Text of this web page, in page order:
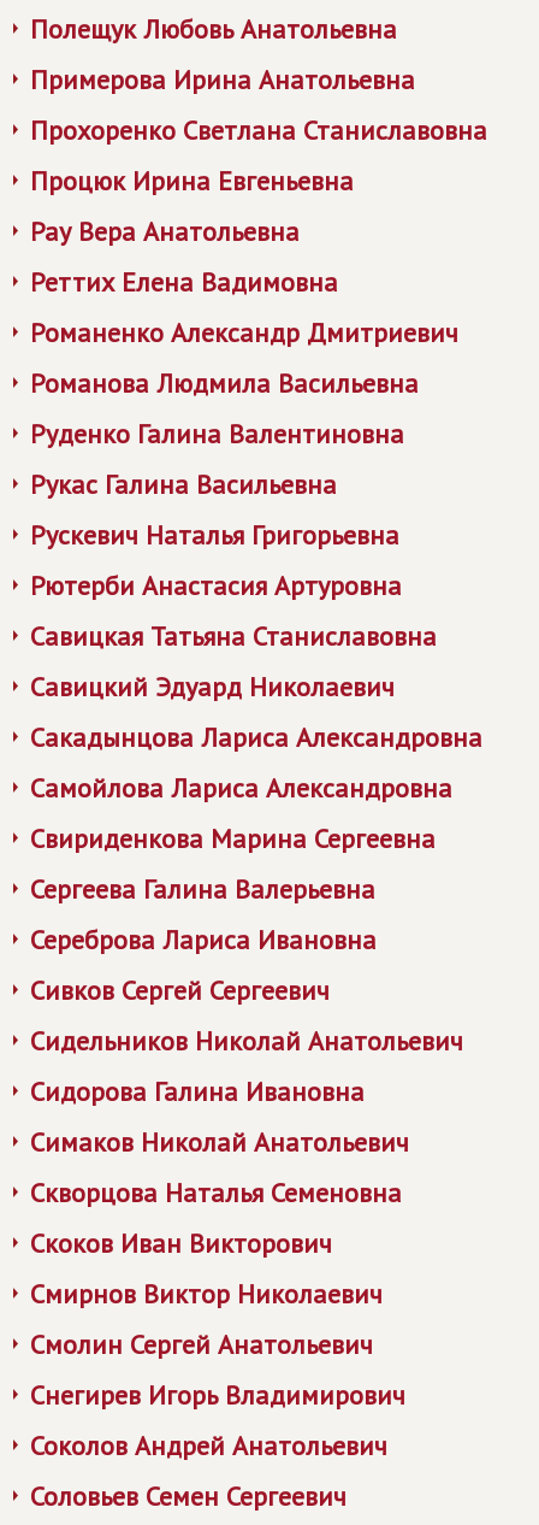
Полещук Любовь Анатольевна
Примерова Ирина Анатольевна
Прохоренко Светлана Станиславовна
Процюк Ирина Евгеньевна
Рау Вера Анатольевна
Реттих Елена Вадимовна
Романенко Александр Дмитриевич
Романова Людмила Васильевна
Руденко Галина Валентиновна
Рукас Галина Васильевна
Рускевич Наталья Григорьевна
Рютерби Анастасия Артуровна
Савицкая Татьяна Станиславовна
Савицкий Эдуард Николаевич
Сакадынцова Лариса Александровна
Самойлова Лариса Александровна
Свириденкова Марина Сергеевна
Сергеева Галина Валерьевна
Сереброва Лариса Ивановна
Сивков Сергей Сергеевич
Сидельников Николай Анатольевич
Сидорова Галина Ивановна
Симаков Николай Анатольевич
Скворцова Наталья Семеновна
Скоков Иван Викторович
Смирнов Виктор Николаевич
Смолин Сергей Анатольевич
Снегирев Игорь Владимирович
Соколов Андрей Анатольевич
Соловьев Семен Сергеевич